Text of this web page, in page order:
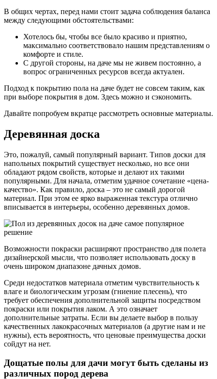
В общих чертах, перед нами стоит задача соблюдения баланса
между следующими обстоятельствами:
Хотелось бы, чтобы все было красиво и приятно,
максимально соответствовало нашим представлениям о
комфорте и стиле.
С другой стороны, на даче мы не живем постоянно, а
вопрос ограниченных ресурсов всегда актуален.
Подход к покрытию пола на даче будет не совсем таким, как
при выборе покрытия в дом. Здесь можно и сэкономить.
Давайте попробуем вкратце рассмотреть основные материалы.
Деревянная доска
Это, пожалуй, самый популярный вариант. Типов доски для
напольных покрытий существует несколько, но все они
обладают рядом свойств, которые и делают их такими
популярными. Для начала, отметим удачное сочетание «цена-
качество». Как правило, доска – это не самый дорогой
материал. При этом ее ярко выраженная текстура отлично
вписывается в интерьеры, особенно деревянных домов.
Возможности покраски расширяют пространство для полета
дизайнерской мысли, что позволяет использовать доску в
очень широком диапазоне дачных домов.
Среди недостатков материала отметим чувствительность к
влаге и биологическим угрозам (гниение плесень), что
требует обеспечения дополнительной защиты посредством
покраски или покрытия лаком. А это означает
дополнительные затраты. Если вы делаете выбор в пользу
качественных лакокрасочных материалов (а другие нам и не
нужны), есть вероятность, что ценовые преимущества доски
сойдут на нет.
Дощатые полы для дачи могут быть сделаны из
различных пород дерева